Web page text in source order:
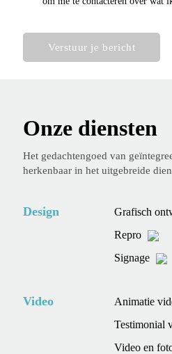
Verstuur je bericht
Onze diensten
Het gedachtengoed van
herkenbaar in het uitgebreide
Design
Grafisch
Repro
Signage
Video
Animatie
Testimonial
Video en